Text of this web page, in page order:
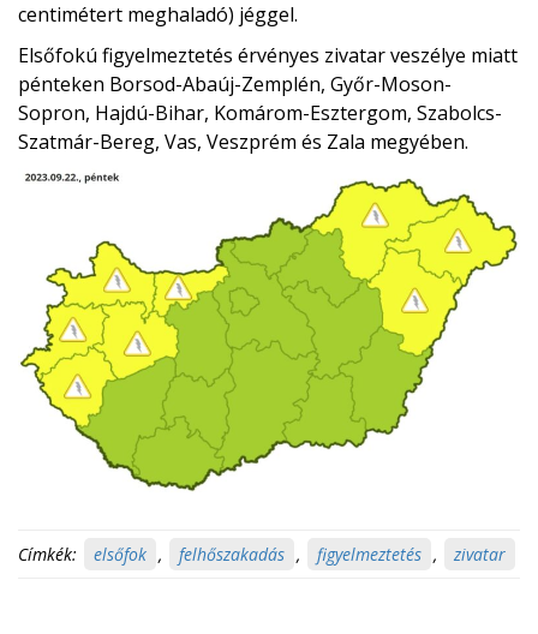
centimétert meghaladó) jéggel.
Elsőfokú figyelmeztetés érvényes zivatar veszélye miatt
pénteken Borsod-Abaúj-Zemplén, Győr-Moson-
Sopron, Hajdú-Bihar, Komárom-Esztergom, Szabolcs-
Szatmár-Bereg, Vas, Veszprém és Zala megyében.
Címkék: elsőfok , felhőszakadás , figyelmeztetés , zivatar